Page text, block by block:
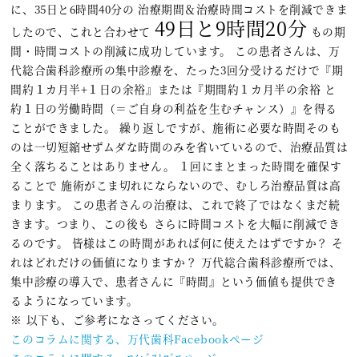
に、35日と6時間40分の 治療期間＆治療時間コストを削減できま
したので、これと合わせて 49日と9時間20分 もの期
間・時間コストの削減に成功しています。 この患者さんは、万
代総合歯科診療所の集中診療を、たった3回分受けるだけで『期
間約１カ月半+１日の余裕』または『期間約１カ月半の余裕 と
約１日の労働時間（＝ご自身の利益を生むチャンス）』を得る
ことができました。 繰り返しですが、施術に必要な時間そのも
のは一切短縮せずムダな時間のみを省いているので、治療品質は
全く落ちることはありません。 １回にまとまった時間を確保す
ることで 施術がこま切れにならないので、むしろ治療品質は高
まります。 この患者さんの治療は、これで終了ではなくまだ続
きます。つまり、この後も さらに時間コストを大幅に削減でき
るのです。 皆様はこの時間があれば何に使えたはずですか？ そ
れはどれだけの価値になりますか？ 万代総合歯科診療所では、
集中診療の導入で、患者さんに『時間』という価値も提供でき
るようになっています。
※ 以下も、ご参考になさってください。
このコラムに関する、万代歯科Facebookページ